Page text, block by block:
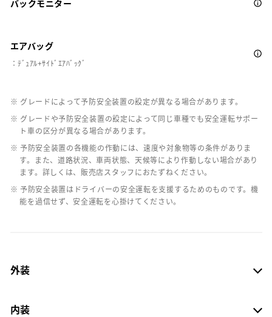
バックモニター
エアバッグ
：ﾃﾞｭｱﾙ+ｻｲﾄﾞｴｱﾊﾞｯｸﾞ
※ グレードによって予防安全装置の設定が異なる場合があります。
※ グレードや予防安全装置の設定によって同じ車種でも安全運転サポー
ト車の区分が異なる場合があります。
※ 予防安全装置の各機能の作動には、速度や対象物等の条件がありま
す。また、道路状況、車両状態、天候等により作動しない場合があり
ます。詳しくは、販売店スタッフにおたずねください。
※ 予防安全装置はドライバーの安全運転を支援するためのものです。機
能を過信せず、安全運転を心掛けてください。
外装
内装